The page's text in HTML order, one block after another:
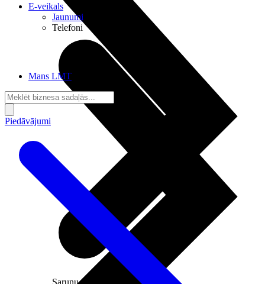
Sarunu pieslēgumi
E-veikals
Jaunumi
Telefoni
Mans LMT
Piedāvājumi